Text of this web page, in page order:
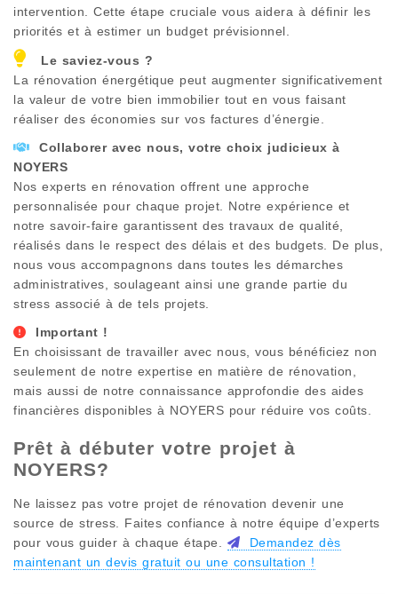
intervention. Cette étape cruciale vous aidera à définir les
priorités et à estimer un budget prévisionnel.
Le saviez-vous ?
La rénovation énergétique peut augmenter significativement
la valeur de votre bien immobilier tout en vous faisant
réaliser des économies sur vos factures d’énergie.
Collaborer avec nous, votre choix judicieux à
NOYERS
Nos experts en rénovation offrent une approche
personnalisée pour chaque projet. Notre expérience et
notre savoir-faire garantissent des travaux de qualité,
réalisés dans le respect des délais et des budgets. De plus,
nous vous accompagnons dans toutes les démarches
administratives, soulageant ainsi une grande partie du
stress associé à de tels projets.
Important !
En choisissant de travailler avec nous, vous bénéficiez non
seulement de notre expertise en matière de rénovation,
mais aussi de notre connaissance approfondie des aides
financières disponibles à NOYERS pour réduire vos coûts.
Prêt à débuter votre projet à
NOYERS?
Ne laissez pas votre projet de rénovation devenir une
source de stress. Faites confiance à notre équipe d’experts
pour vous guider à chaque étape.
Demandez dès
maintenant un devis gratuit ou une consultation !